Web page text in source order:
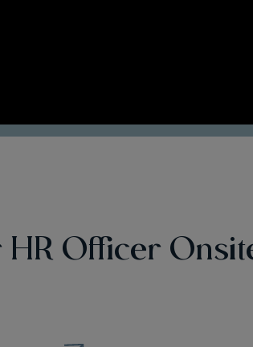
Officer